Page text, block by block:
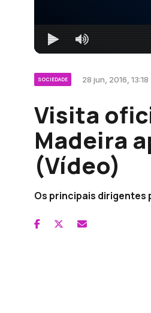
SOCIEDADE 28 jun, 2016, 13:18
Visita
Madeira
(Vídeo)
Os principais dirigentes